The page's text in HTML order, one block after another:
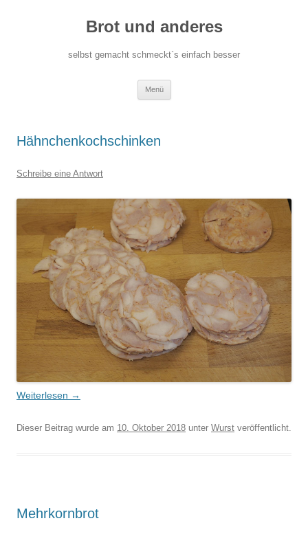
Brot und anderes
selbst gemacht schmeckt`s einfach besser
Menü
Hähnchenkochschinken
Schreibe eine Antwort
Weiterlesen →
Dieser Beitrag wurde am 10. Oktober 2018 unter Wurst veröffentlicht.
Mehrkornbrot